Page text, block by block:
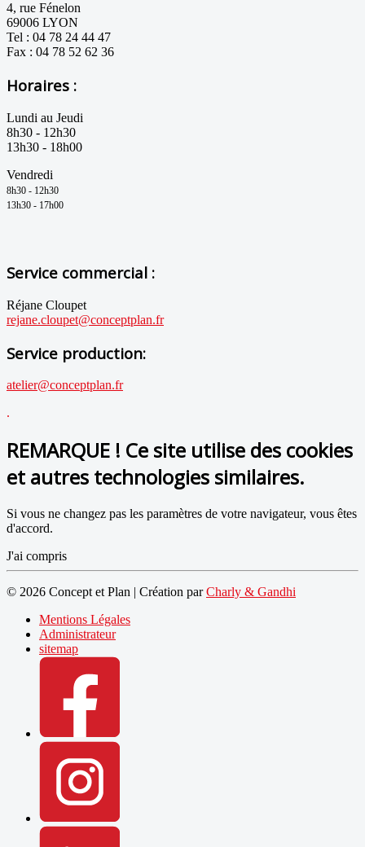
4, rue Fénelon
69006 LYON
Tel : 04 78 24 44 47
Fax : 04 78 52 62 36
Horaires :
Lundi au Jeudi
8h30 - 12h30
13h30 - 18h00
Vendredi
8h30 - 12h30
13h30 - 17h00
Service commercial :
Réjane Cloupet
rejane.cloupet@conceptplan.fr
Service production:
atelier@conceptplan.fr
.
REMARQUE ! Ce site utilise des cookies
et autres technologies similaires.
Si vous ne changez pas les paramètres de votre navigateur, vous êtes
d'accord.
J'ai compris
© 2026 Concept et Plan | Création parCharly & Gandhi
Mentions Légales
Administrateur
sitemap